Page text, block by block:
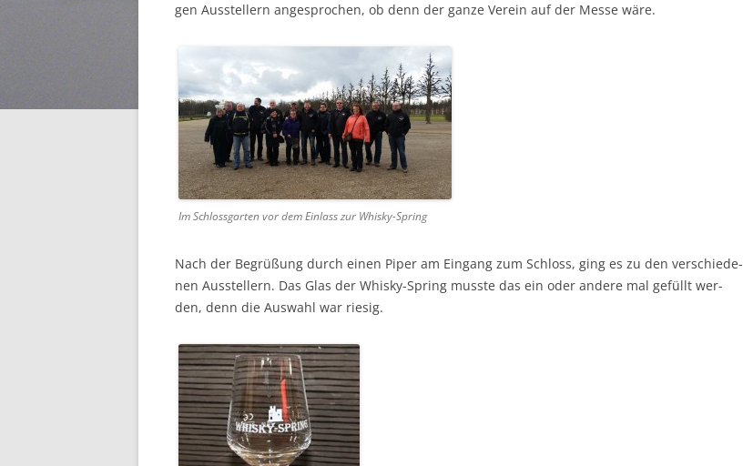
gen Ausstellern ange­sprochen, ob denn der ganze Vere­in auf der Messe wäre.
Im Schloss­garten vor dem Ein­lass zur Whisky-Spring
Nach der Begrüßung durch einen Piper am Ein­gang zum Schloss, ging es zu den ver­schiede­
nen Ausstellern. Das Glas der Whisky-Spring musste das ein oder andere mal gefüllt wer­
den, denn die Auswahl war riesig.